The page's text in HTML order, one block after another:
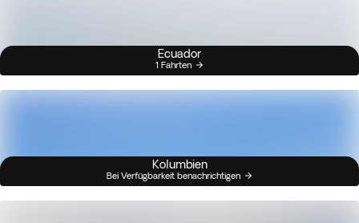
Ecuador
1 Fahrten
Kolumbien
Bei Verfügbarkeit benachrichtigen